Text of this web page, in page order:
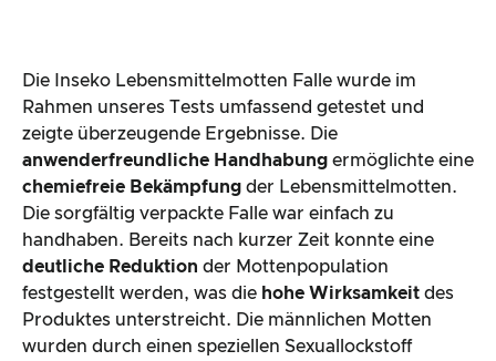
Die Inseko Lebensmittelmotten Falle wurde im
Rahmen unseres Tests umfassend getestet und
zeigte überzeugende Ergebnisse. Die
anwenderfreundliche Handhabung ermöglichte eine
chemiefreie Bekämpfung der Lebensmittelmotten.
Die sorgfältig verpackte Falle war einfach zu
handhaben. Bereits nach kurzer Zeit konnte eine
deutliche Reduktion der Mottenpopulation
festgestellt werden, was die hohe Wirksamkeit des
Produktes unterstreicht. Die männlichen Motten
wurden durch einen speziellen Sexuallockstoff